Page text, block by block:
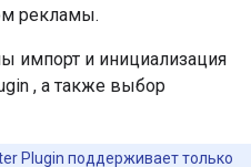
рекламы.
импорт и инициализация
, а также выбор
Plugin поддерживает только